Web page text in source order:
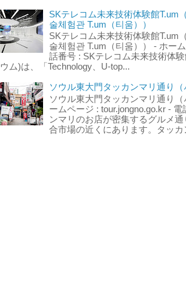
SKテレコム未来技術体験館T.um
술체험관 T.um（티움））
SKテレコム未来技術体験館T.um
술체험관 T.um（티움）） - ホー
話番号 : SKテレコム未来技術体
ウム)は、「Technology、U-top...
ソウル東大門タッカンマリ通り
ソウル東大門タッカンマリ通り
ームページ : tour.jongno.go.kr -
ンマリのお店が密集するグルメ
合市場の近くにあります。タッ